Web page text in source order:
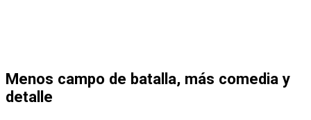
Menos campo de batalla, más comedia y
detalle